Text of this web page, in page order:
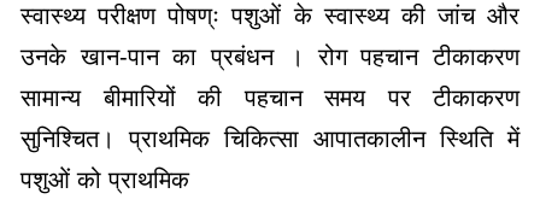
स्वास्थ्य परीक्षण पोषण्ः पशुओं के स्वास्थ्य की जांच और
उनके खान-पान का प्रबंधन । रोग पहचान टीकाकरण
सामान्य बीमारियों की पहचान समय पर टीकाकरण
सुनिश्चित। प्राथमिक चिकित्सा आपातकालीन स्थिति में
पशुओं को प्राथमिक